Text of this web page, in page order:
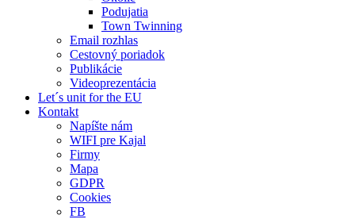
Podujatia
Town Twinning
Email rozhlas
Cestovný poriadok
Publikácie
Videoprezentácia
Let´s unit for the EU
Kontakt
Napíšte nám
WIFI pre Kajal
Firmy
Mapa
GDPR
Cookies
FB